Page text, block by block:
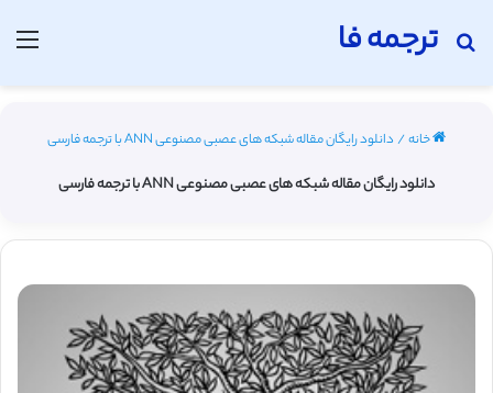
ترجمه فا
جستجو برای
خانه/ دانلود رایگان مقاله شبکه های عصبی مصنوعی ANN با ترجمه فارسی
دانلود رایگان مقاله شبکه های عصبی مصنوعی ANN با ترجمه فارسی